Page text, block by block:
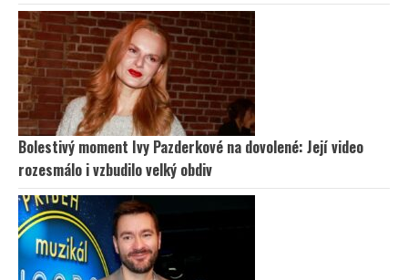
Bolestivý moment Ivy Pazderkové na dovolené: Její video
rozesmálo i vzbudilo velký obdiv